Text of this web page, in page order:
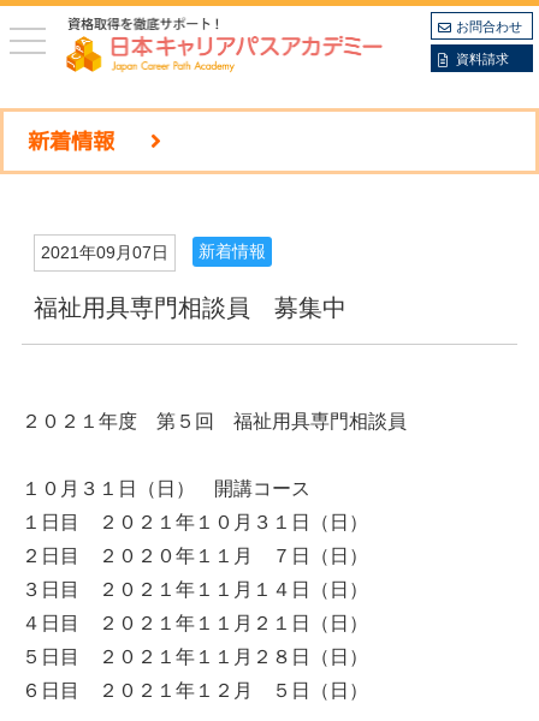
toggle
navigation
お問合わせ
資料請求
新着情報
2021年09月07日 新着情報
福祉用具専門相談員 募集中
２０２１年度 第５回 福祉用具専門相談員
１０月３１日（日） 開講コース
１日目 ２０２１年１０月３１日（日）
２日目 ２０２０年１１月 ７日（日）
３日目 ２０２１年１１月１４日（日）
４日目 ２０２１年１１月２１日（日）
５日目 ２０２１年１１月２８日（日）
６日目 ２０２１年１２月 ５日（日）